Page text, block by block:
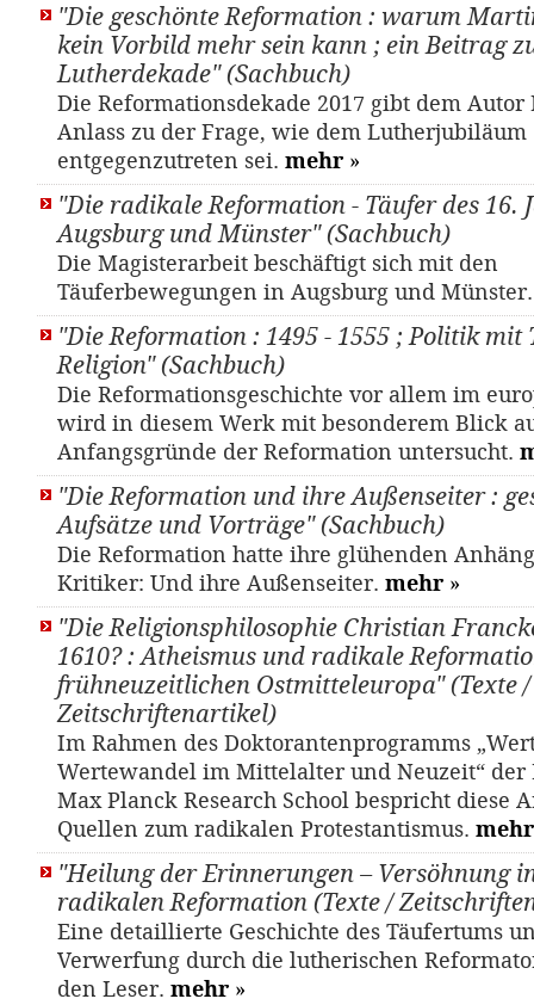
"Die geschönte Reformation : warum
kein Vorbild mehr sein kann ; ein Beitrag
Lutherdekade" (Sachbuch)
Die Reformationsdekade 2017 gibt dem Autor
Anlass zu der Frage, wie dem Lutherjubiläum
entgegenzutreten sei. mehr »
"Die radikale Reformation - Täufer des 16.
Augsburg und Münster" (Sachbuch)
Die Magisterarbeit beschäftigt sich mit den
Täuferbewegungen in Augsburg und
"Die Reformation : 1495 - 1555 ; Politik mit
Religion" (Sachbuch)
Die Reformationsgeschichte vor allem im
wird in diesem Werk mit besonderem Blick
Anfangsgründe der Reformation untersucht.
"Die Reformation und ihre Außenseiter :
Aufsätze und Vorträge" (Sachbuch)
Die Reformation hatte ihre glühenden
Kritiker: Und ihre Außenseiter. mehr »
"Die Religionsphilosophie Christian
1610? : Atheismus und radikale
frühneuzeitlichen Ostmitteleuropa" (Texte /
Zeitschriftenartikel)
Im Rahmen des Doktorantenprogramms
Wertewandel im Mittelalter und Neuzeit“
Max Planck Research School bespricht diese
Quellen zum radikalen Protestantismus. mehr
"Heilung der Erinnerungen – Versöhnung
radikalen Reformation (Texte /
Eine detaillierte Geschichte des Täufertums
Verwerfung durch die lutherischen
den Leser. mehr »